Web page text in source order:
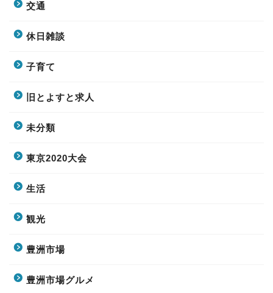
交通
休日雑談
子育て
旧とよすと求人
未分類
東京2020大会
生活
観光
豊洲市場
豊洲市場グルメ